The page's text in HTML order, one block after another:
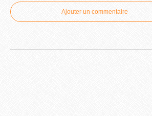
Ajouter un commentaire